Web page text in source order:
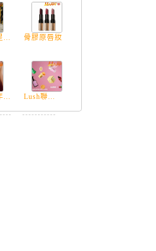
... 骨膠原唇妝
... Lush聯...